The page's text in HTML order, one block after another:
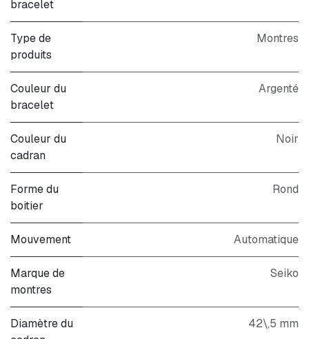
bracelet
Type de
produits
Montres
Couleur du
bracelet
Argenté
Couleur du
cadran
Noir
Forme du
boitier
Rond
Mouvement Automatique
Marque de
montres
Seiko
Diamètre du
42\,5 mm